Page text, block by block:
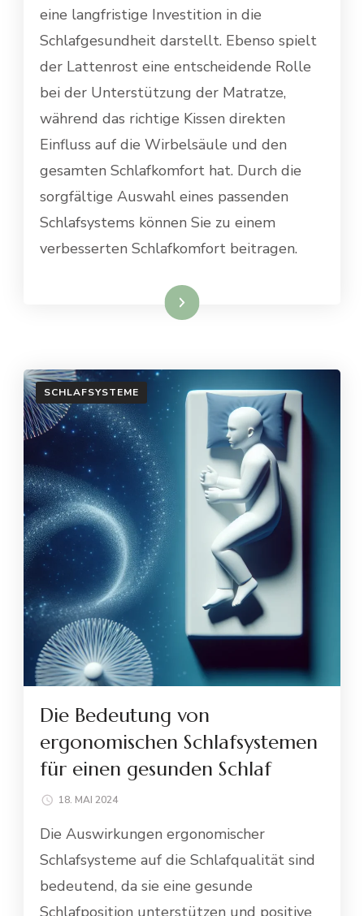
eine langfristige Investition in die
Schlafgesundheit darstellt. Ebenso spielt
der Lattenrost eine entscheidende Rolle
bei der Unterstützung der Matratze,
während das richtige Kissen direkten
Einfluss auf die Wirbelsäule und den
gesamten Schlafkomfort hat. Durch die
sorgfältige Auswahl eines passenden
Schlafsystems können Sie zu einem
verbesserten Schlafkomfort beitragen.
Weiterlesen
SCHLAFSYSTEME
Die Bedeutung von
ergonomischen Schlafsystemen
für einen gesunden Schlaf
18. MAI 2024
Die Auswirkungen ergonomischer
Schlafsysteme auf die Schlafqualität sind
bedeutend, da sie eine gesunde
Schlafposition unterstützen und positive